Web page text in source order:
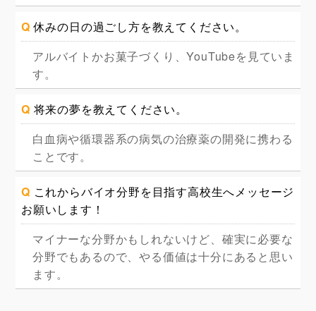
Q 休みの日の過ごし方を教えてください。
アルバイトかお菓子づくり、YouTubeを見ていま
す。
Q 将来の夢を教えてください。
白血病や循環器系の病気の治療薬の開発に携わる
ことです。
Q これからバイオ分野を目指す高校生へメッセージ
お願いします！
マイナーな分野かもしれないけど、確実に必要な
分野でもあるので、やる価値は十分にあると思い
ます。